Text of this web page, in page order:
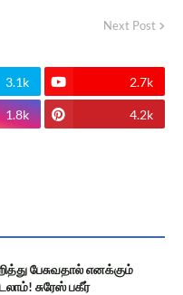
Next Post
3.1k 2.7k
1.8k 4.2k
பேசுவதால் எனக்கும்
சுரேஸ் பகீர்